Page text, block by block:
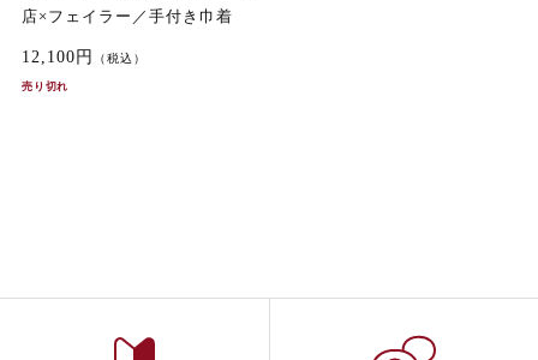
店×フェイラー／手付き巾着
12,100円 （税込）
売り切れ